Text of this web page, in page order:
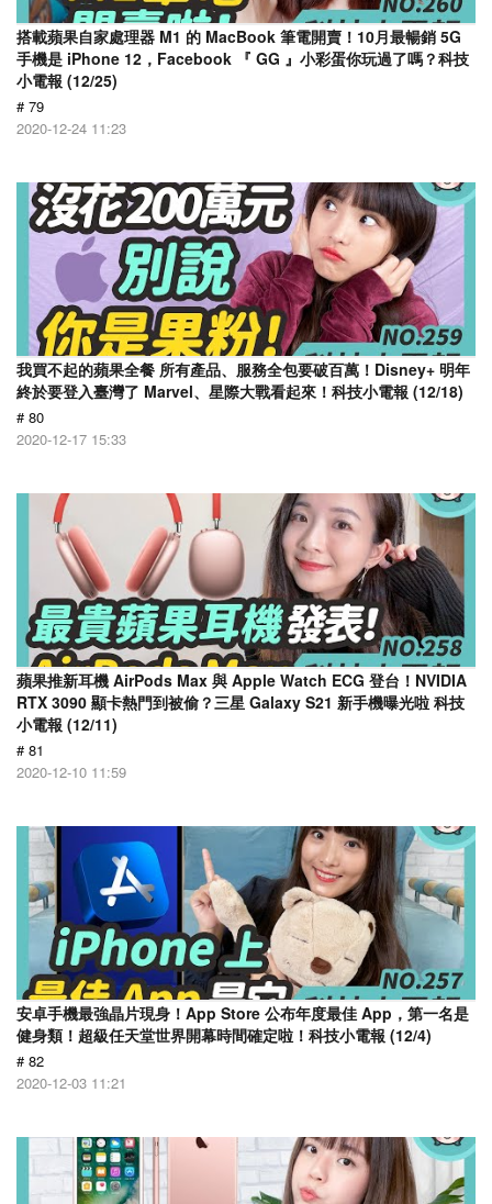
搭載蘋果自家處理器 M1 的 MacBook 筆電開賣！10月最暢銷 5G
手機是 iPhone 12，Facebook 『 GG 』小彩蛋你玩過了嗎？科技
小電報 (12/25)
# 79
2020-12-24 11:23
我買不起的蘋果全餐 所有產品、服務全包要破百萬！Disney+ 明年
終於要登入臺灣了 Marvel、星際大戰看起來！科技小電報 (12/18)
# 80
2020-12-17 15:33
蘋果推新耳機 AirPods Max 與 Apple Watch ECG 登台！NVIDIA
RTX 3090 顯卡熱門到被偷？三星 Galaxy S21 新手機曝光啦 科技
小電報 (12/11)
# 81
2020-12-10 11:59
安卓手機最強晶片現身！App Store 公布年度最佳 App，第一名是
健身類！超級任天堂世界開幕時間確定啦！科技小電報 (12/4)
# 82
2020-12-03 11:21